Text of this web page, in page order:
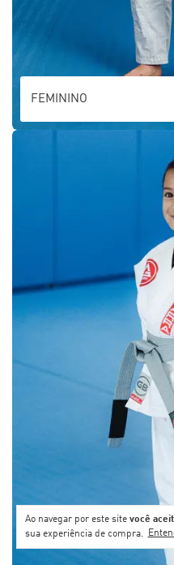
Ao navegar por este site você
sua experiência de compra.
FEMININO